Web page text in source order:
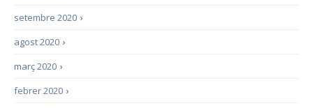
›
setembre 2020
›
agost 2020
›
març 2020
›
febrer 2020